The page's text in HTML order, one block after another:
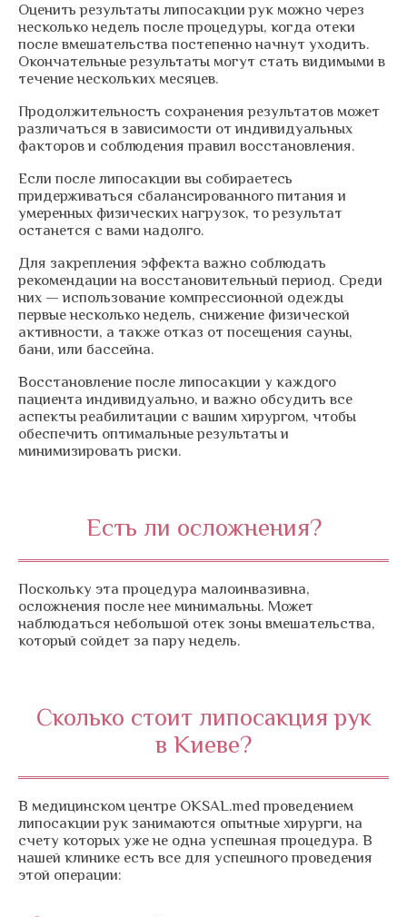
Оценить результаты липосакции рук можно через
несколько недель после процедуры, когда отеки
после вмешательства постепенно начнут уходить.
Окончательные результаты могут стать видимыми в
течение нескольких месяцев.
Продолжительность сохранения результатов может
различаться в зависимости от индивидуальных
факторов и соблюдения правил восстановления.
Если после липосакции вы собираетесь
придерживаться сбалансированного питания и
умеренных физических нагрузок, то результат
останется с вами надолго.
Для закрепления эффекта важно соблюдать
рекомендации на восстановительный период. Среди
них — использование компрессионной одежды
первые несколько недель, снижение физической
активности, а также отказ от посещения сауны,
бани, или бассейна.
Восстановление после липосакции у каждого
пациента индивидуально, и важно обсудить все
аспекты реабилитации с вашим хирургом, чтобы
обеспечить оптимальные результаты и
минимизировать риски.
Есть ли осложнения?
Поскольку эта процедура малоинвазивна,
осложнения после нее минимальны. Может
наблюдаться небольшой отек зоны вмешательства,
который сойдет за пару недель.
Сколько стоит липосакция рук
в Киеве?
В медицинском центре OKSAL.med проведением
липосакции рук занимаются опытные хирурги, на
счету которых уже не одна успешная процедура. В
нашей клинике есть все для успешного проведения
этой операции: